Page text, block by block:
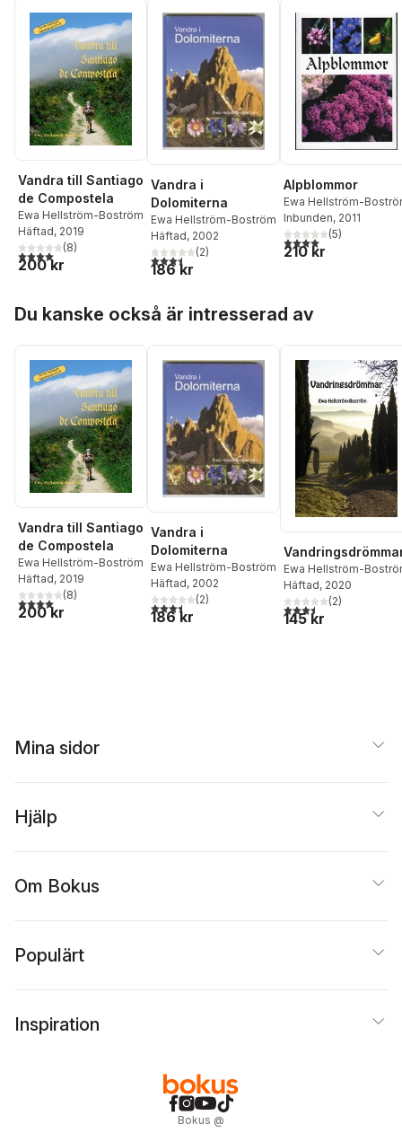
Vandra till Santiago
de Compostela
Ewa Hellström-Boström
Häftad, 2019
4,0utav 5 stjärnor. Totalt antal röster:
(8)
200 kr
Vandra i
Dolomiterna
Ewa Hellström-Boström
Häftad, 2002
3,5utav 5 stjärnor. Totalt antal röster:
(2)
186 kr
Alpblommor
Ewa Hellström-
Inbunden, 2011
4,0utav 5 stjärnor.
(5)
210 kr
Du kanske också är intresserad av
Vandra till Santiago
de Compostela
Ewa Hellström-Boström
Häftad, 2019
4,0utav 5 stjärnor. Totalt antal röster:
(8)
200 kr
Vandra i
Dolomiterna
Ewa Hellström-Boström
Häftad, 2002
3,5utav 5 stjärnor. Totalt antal röster:
(2)
186 kr
Ewa Hellström-
Häftad, 2020
3,5utav 5 stjärnor.
(2)
145 kr
Mina sidor
Hjälp
Om Bokus
Populärt
Inspiration
Bokus @